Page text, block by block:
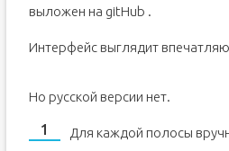
выложен на gitHub .
Интерфейс выглядит
Но русской версии нет.
Для каждой полосы